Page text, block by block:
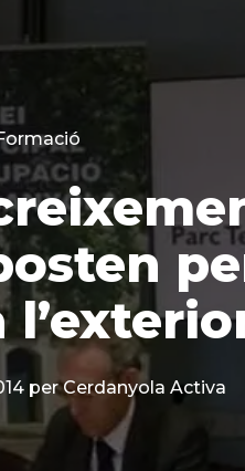
Categories
per Cerdanyola Activa